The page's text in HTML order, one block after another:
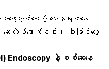
ေထွက်စေဖို့ လေးနာရီကနေ
းလိပ်သောက်ခြင်း၊ ဝါးခြင်းတွေ
Endoscopy နဲ့ စစ်ဆေးနေ